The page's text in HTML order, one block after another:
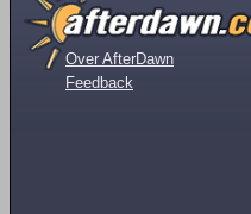
Over AfterDawn
Feedback